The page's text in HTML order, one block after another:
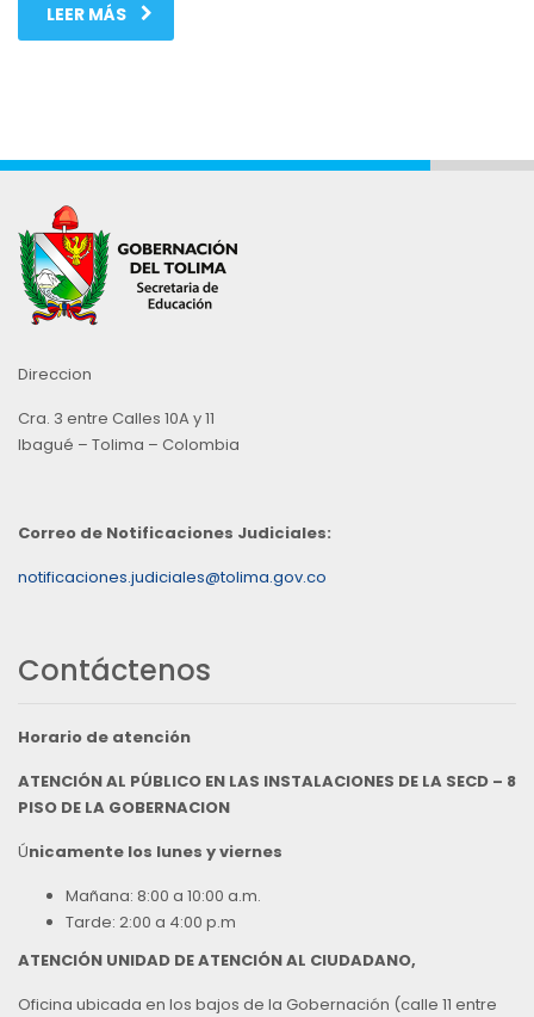
LEER MÁS
Direccion
Cra. 3 entre Calles 10A y 11
Ibagué – Tolima – Colombia
Correo de Notificaciones Judiciales:
notificaciones.judiciales@tolima.gov.co
Contáctenos
Horario de atención
ATENCIÓN AL PÚBLICO EN LAS INSTALACIONES DE LA SECD – 8
PISO DE LA GOBERNACION
Únicamente los lunes y viernes
Mañana: 8:00 a 10:00 a.m.
Tarde: 2:00 a 4:00 p.m
ATENCIÓN UNIDAD DE ATENCIÓN AL CIUDADANO,
Oficina ubicada en los bajos de la Gobernación (calle 11 entre